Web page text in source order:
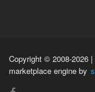
Copyright © 2008-2026 |
marketplace engine by